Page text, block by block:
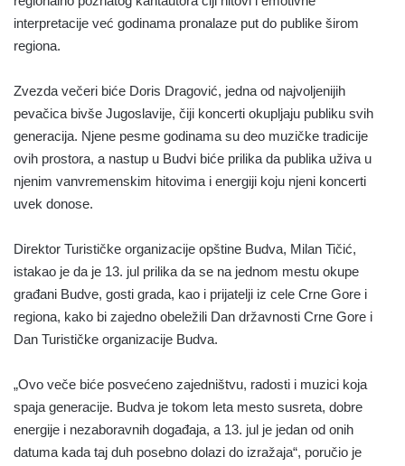
interpretacije već godinama pronalaze put do publike širom
regiona.
Zvezda večeri biće Doris Dragović, jedna od najvoljenijih
pevačica bivše Jugoslavije, čiji koncerti okupljaju publiku svih
generacija. Njene pesme godinama su deo muzičke tradicije
ovih prostora, a nastup u Budvi biće prilika da publika uživa u
njenim vanvremenskim hitovima i energiji koju njeni koncerti
uvek donose.
Direktor Turističke organizacije opštine Budva, Milan Tičić,
istakao je da je 13. jul prilika da se na jednom mestu okupe
građani Budve, gosti grada, kao i prijatelji iz cele Crne Gore i
regiona, kako bi zajedno obeležili Dan državnosti Crne Gore i
Dan Turističke organizacije Budva.
„Ovo veče biće posvećeno zajedništvu, radosti i muzici koja
spaja generacije. Budva je tokom leta mesto susreta, dobre
energije i nezaboravnih događaja, a 13. jul je jedan od onih
datuma kada taj duh posebno dolazi do izražaja“, poručio je